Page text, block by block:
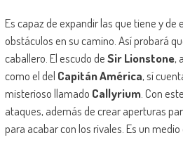
Es capaz de expandir las que tiene y
obstáculos en su camino. Así probará
caballero. El escudo deSir Lionstone,
como el del Capitán América, sí
misterioso llamado Callyrium. Con
ataques, además de crear aperturas
para acabar con los rivales. Es un